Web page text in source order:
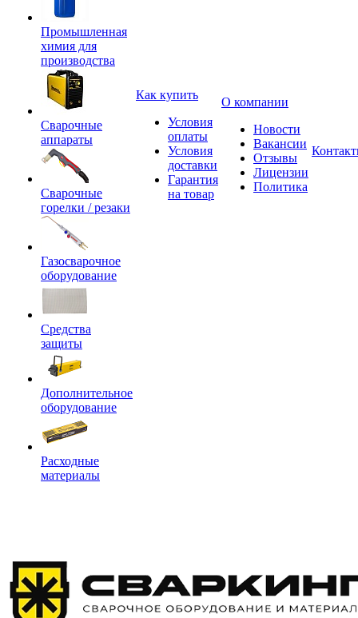
Промышленная
химия для
производства
Сварочные
аппараты
Сварочные
горелки / резаки
Газосварочное
оборудование
Средства
защиты
Дополнительное
оборудование
Расходные
материалы
Как купить
Условия
оплаты
Условия
доставки
Гарантия
на товар
О компании
Новости
Вакансии
Отзывы
Лицензии
Политика